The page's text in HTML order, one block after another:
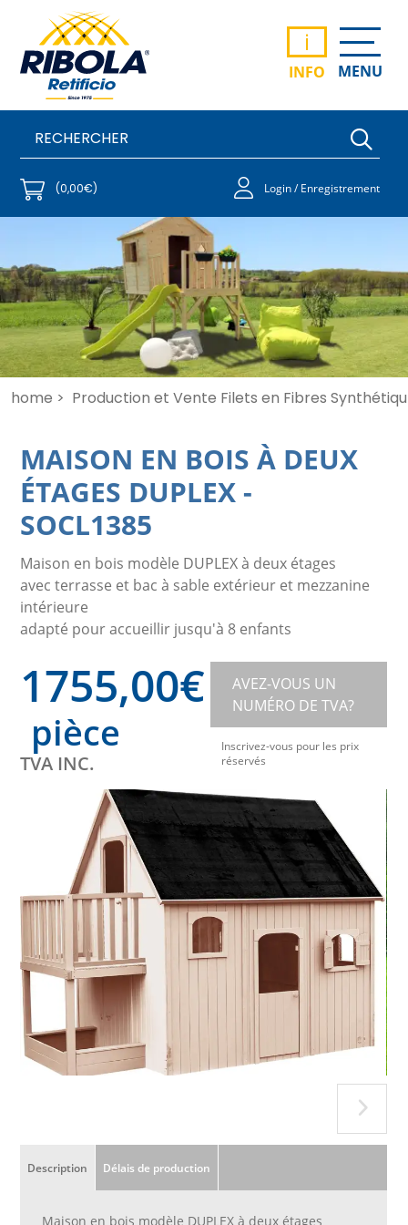
i
INFO MENU
(0,00€) Login / Enregistrement
home > Production et Vente Filets en Fibres
MAISON EN BOIS À DEUX
ÉTAGES DUPLEX -
SOCL1385
Maison en bois modèle DUPLEX à deux étages
avec terrasse et bac à sable extérieur et mezzanine
intérieure
adapté pour accueillir jusqu'à 8 enfants
1755,00€
pièce
TVA INC.
AVEZ-VOUS UN
NUMÉRO DE TVA?
Inscrivez-vous pour les prix
réservés
Description Délais de production
Maison en bois modèle DUPLEX à deux étages